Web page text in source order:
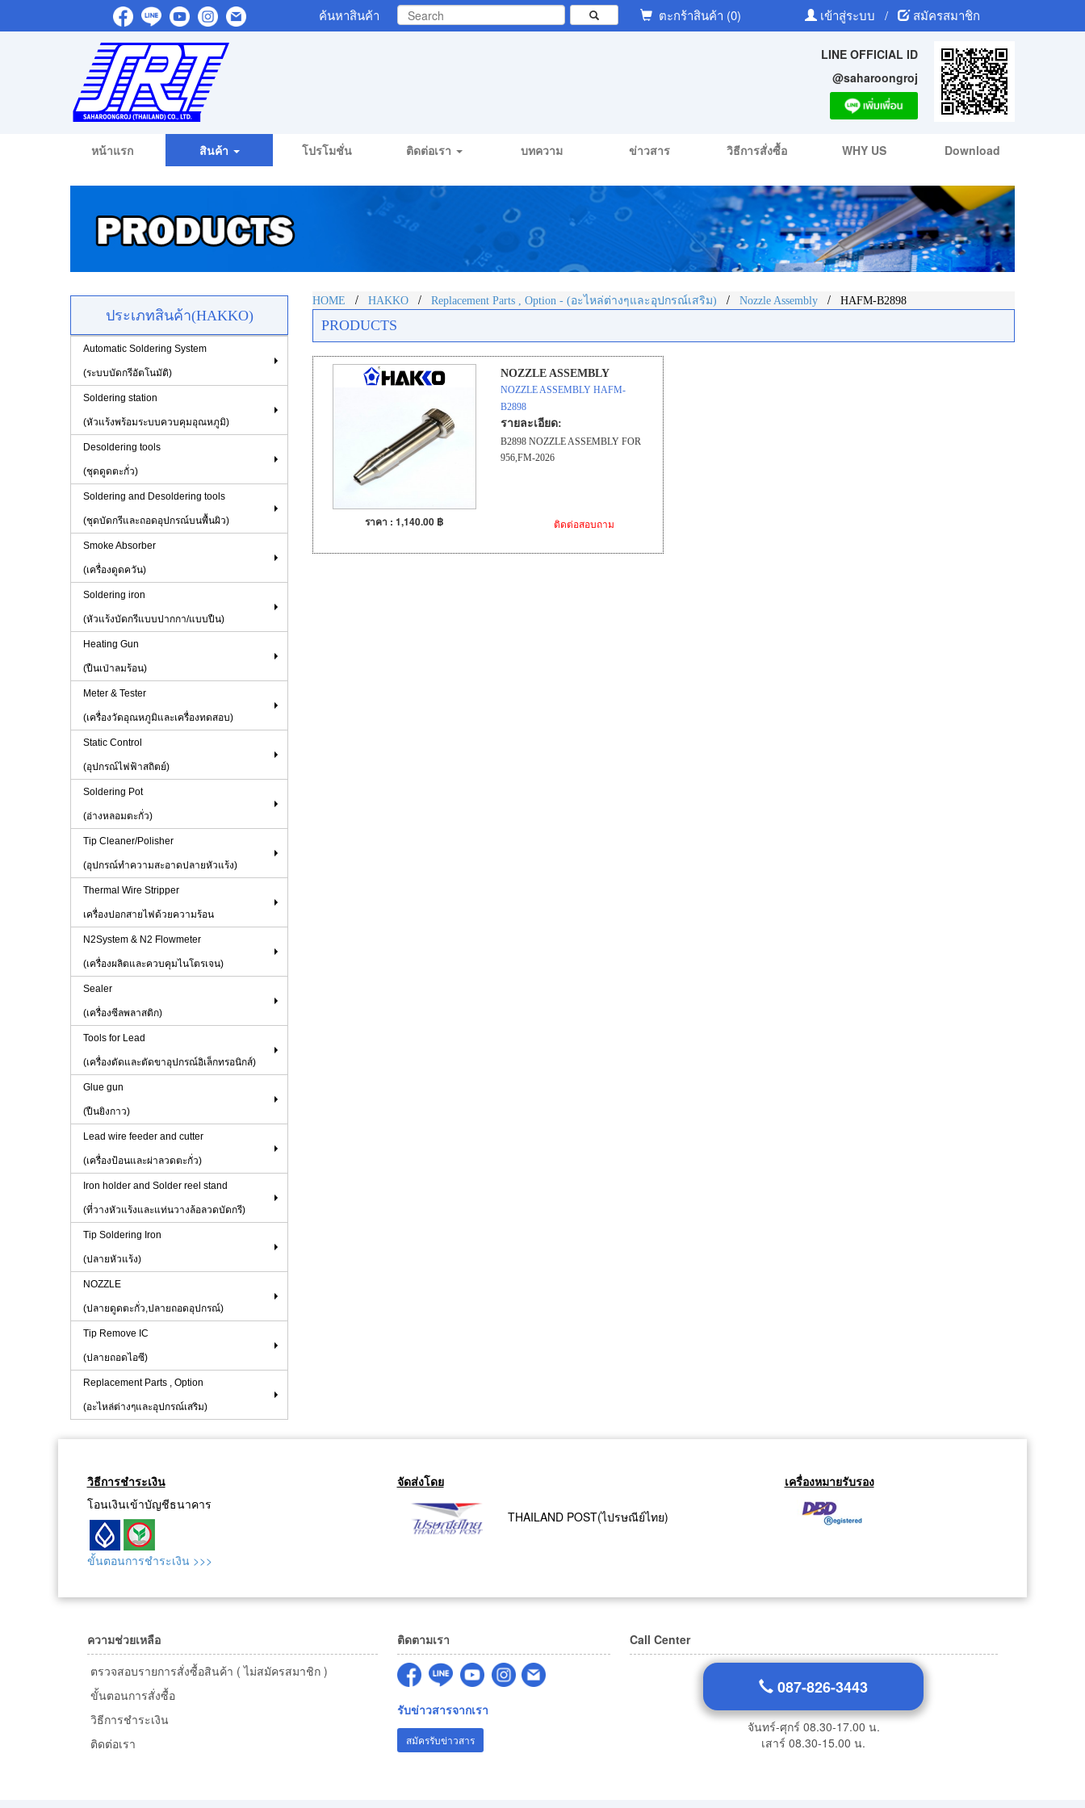
ค้นหาสินค้า ตะกร้าสินค้า (0) เข้าสู่ระบบ / สมัครสมาชิก
LINE OFFICIAL ID
@saharoongroj
หน้าแรก สินค้า โปรโมชั่น ติดต่อเรา บทความ ข่าวสาร วิธีการสั่งซื้อ WHY US Download
ประเภทสินค้า(HAKKO)
Automatic Soldering System
(ระบบบัดกรีอัตโนมัติ)
Soldering station
(หัวแร้งพร้อมระบบควบคุมอุณหภูมิ)
Desoldering tools
(ชุดดูดตะกั่ว)
Soldering and Desoldering tools
(ชุดบัดกรีและถอดอุปกรณ์บนพื้นผิว)
Smoke Absorber
(เครื่องดูดควัน)
Soldering iron
(หัวแร้งบัดกรีแบบปากกา/แบบปืน)
Heating Gun
(ปืนเป่าลมร้อน)
Meter & Tester
(เครื่องวัดอุณหภูมิและเครื่องทดสอบ)
Static Control
(อุปกรณ์ไฟฟ้าสถิตย์)
Soldering Pot
(อ่างหลอมตะกั่ว)
Tip Cleaner/Polisher
(อุปกรณ์ทำความสะอาดปลายหัวแร้ง)
Thermal Wire Stripper
เครื่องปอกสายไฟด้วยความร้อน
N2System & N2 Flowmeter
(เครื่องผลิตและควบคุมไนโตรเจน)
Sealer
(เครื่องซีลพลาสติก)
Tools for Lead
(เครื่องดัดและตัดขาอุปกรณ์อิเล็กทรอนิกส์)
Glue gun
(ปืนยิงกาว)
Lead wire feeder and cutter
(เครื่องป้อนและผ่าลวดตะกั่ว)
Iron holder and Solder reel stand
(ที่วางหัวแร้งและแท่นวางล้อลวดบัดกรี)
Tip Soldering Iron
(ปลายหัวแร้ง)
NOZZLE
(ปลายดูดตะกั่ว,ปลายถอดอุปกรณ์)
Tip Remove IC
(ปลายถอดไอซี)
Replacement Parts , Option
(อะไหล่ต่างๆและอุปกรณ์เสริม)
HOME / HAKKO / Replacement Parts , Option - (อะไหล่ต่างๆและอุปกรณ์เสริม) / Nozzle Assembly / HAFM-B2898
PRODUCTS
NOZZLE ASSEMBLY
NOZZLE ASSEMBLY HAFM-
B2898
รายละเอียด:
B2898 NOZZLE ASSEMBLY FOR
956,FM-2026
ราคา : 1,140.00 ฿ ติดต่อสอบถาม
วิธีการชำระเงิน
โอนเงินเข้าบัญชีธนาคาร
ขั้นตอนการชำระเงิน >>>
จัดส่งโดย
THAILAND POST(ไปรษณีย์ไทย)
เครื่องหมายรับรอง
ความช่วยเหลือ
ตรวจสอบรายการสั่งซื้อสินค้า ( ไม่สมัครสมาชิก )
ขั้นตอนการสั่งซื้อ
วิธีการชำระเงิน
ติดต่อเรา
ติดตามเรา
รับข่าวสารจากเรา
สมัครรับข่าวสาร
Call Center
087-826-3443
จันทร์-ศุกร์ 08.30-17.00 น.
เสาร์ 08.30-15.00 น.